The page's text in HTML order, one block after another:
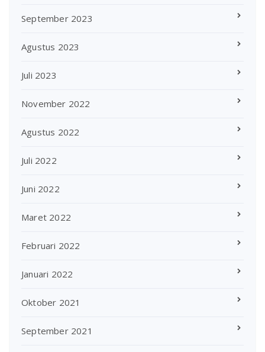
September 2023
Agustus 2023
Juli 2023
November 2022
Agustus 2022
Juli 2022
Juni 2022
Maret 2022
Februari 2022
Januari 2022
Oktober 2021
September 2021